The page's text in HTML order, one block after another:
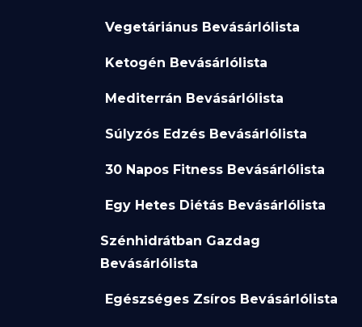
Vegetáriánus Bevásárlólista
Ketogén Bevásárlólista
Mediterrán Bevásárlólista
Súlyzós Edzés Bevásárlólista
30 Napos Fitness Bevásárlólista
Egy Hetes Diétás Bevásárlólista
Szénhidrátban Gazdag
Bevásárlólista
Egészséges Zsíros Bevásárlólista